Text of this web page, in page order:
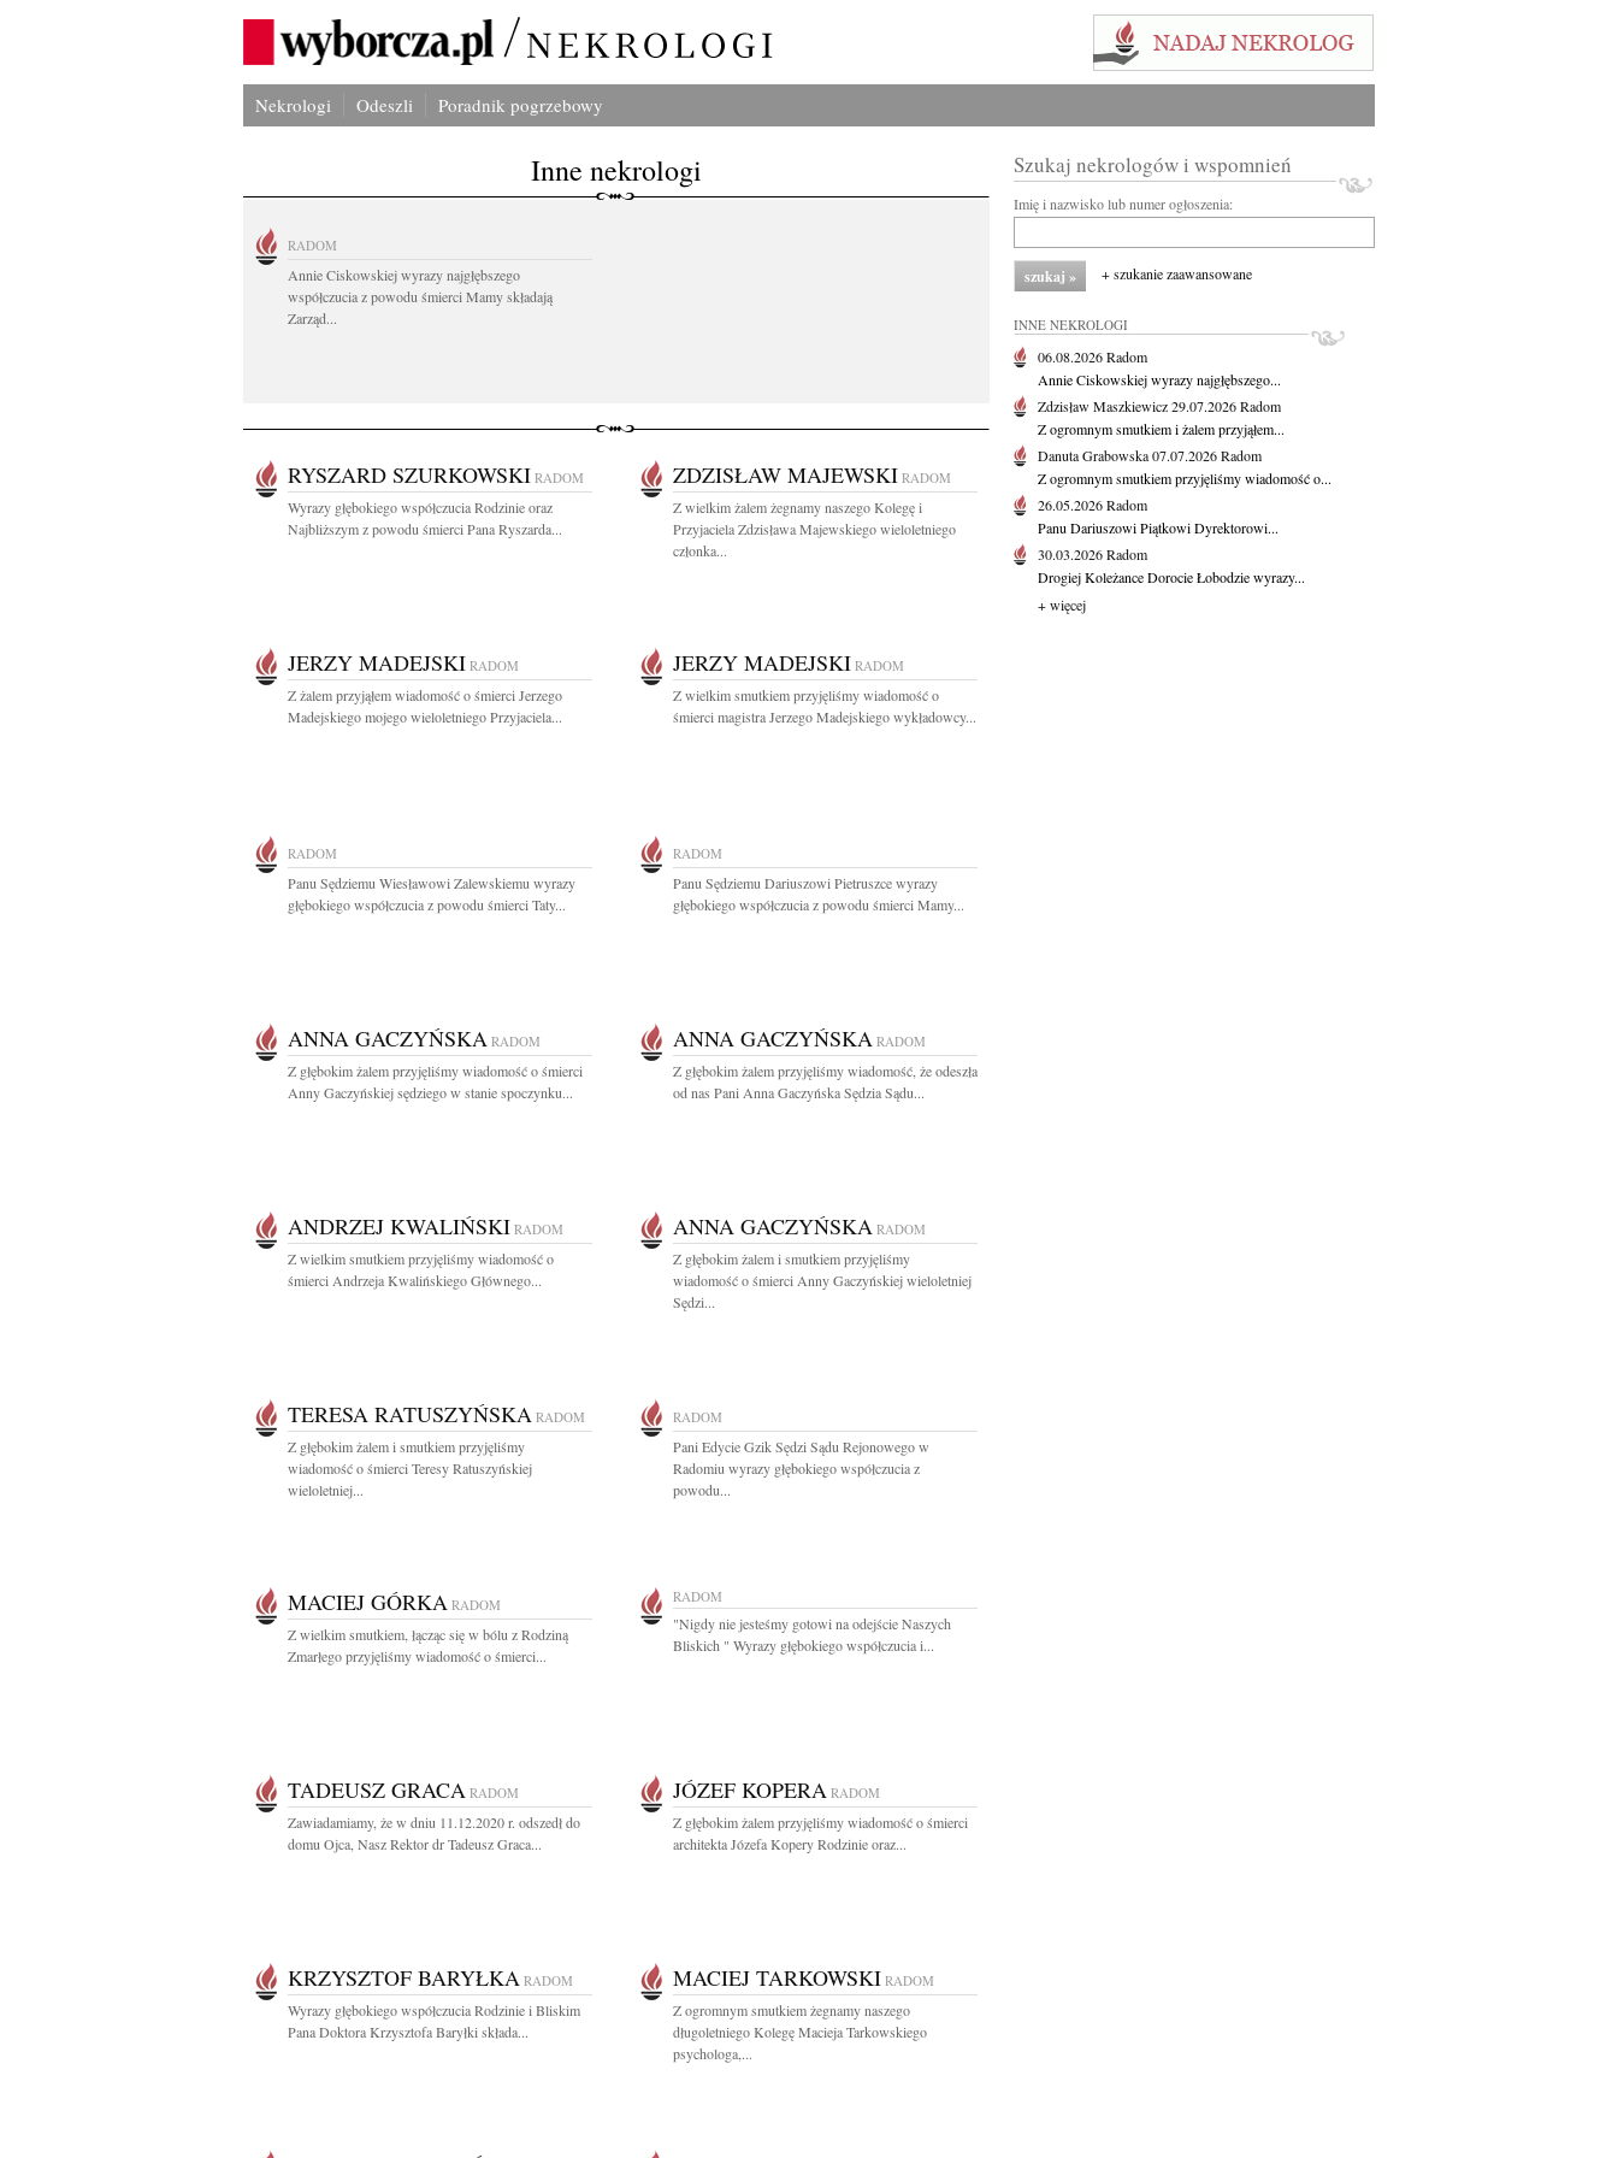
Nekrologi Odeszli Poradnik pogrzebowy
Inne nekrologi
RADOM
Annie Ciskowskiej wyrazy najgłębszego
współczucia z powodu śmierci Mamy składają
Zarząd...
RYSZARD SZURKOWSKI RADOM
Wyrazy głębokiego współczucia Rodzinie oraz
Najbliższym z powodu śmierci Pana Ryszarda...
ZDZISŁAW MAJEWSKI RADOM
Z wielkim żalem żegnamy naszego Kolegę i
Przyjaciela Zdzisława Majewskiego wieloletniego
członka...
JERZY MADEJSKI RADOM
Z żalem przyjąłem wiadomość o śmierci Jerzego
Madejskiego mojego wieloletniego Przyjaciela...
JERZY MADEJSKI RADOM
Z wielkim smutkiem przyjęliśmy wiadomość o
śmierci magistra Jerzego Madejskiego wykładowcy...
RADOM
Panu Sędziemu Wiesławowi Zalewskiemu wyrazy
głębokiego współczucia z powodu śmierci Taty...
RADOM
Panu Sędziemu Dariuszowi Pietruszce wyrazy
głębokiego współczucia z powodu śmierci Mamy...
ANNA GACZYŃSKA RADOM
Z głębokim żalem przyjęliśmy wiadomość o śmierci
Anny Gaczyńskiej sędziego w stanie spoczynku...
ANNA GACZYŃSKA RADOM
Z głębokim żalem przyjęliśmy wiadomość, że odeszła
od nas Pani Anna Gaczyńska Sędzia Sądu...
ANDRZEJ KWALIŃSKI RADOM
Z wielkim smutkiem przyjęliśmy wiadomość o
śmierci Andrzeja Kwalińskiego Głównego...
ANNA GACZYŃSKA RADOM
Z głębokim żalem i smutkiem przyjęliśmy
wiadomość o śmierci Anny Gaczyńskiej wieloletniej
Sędzi...
TERESA RATUSZYŃSKA RADOM
Z głębokim żalem i smutkiem przyjęliśmy
wiadomość o śmierci Teresy Ratuszyńskiej
wieloletniej...
RADOM
Pani Edycie Gzik Sędzi Sądu Rejonowego w
Radomiu wyrazy głębokiego współczucia z
powodu...
MACIEJ GÓRKA RADOM
Z wielkim smutkiem, łącząc się w bólu z Rodziną
Zmarłego przyjęliśmy wiadomość o śmierci...
RADOM
"Nigdy nie jesteśmy gotowi na odejście Naszych
Bliskich " Wyrazy głębokiego współczucia i...
TADEUSZ GRACA RADOM
Zawiadamiamy, że w dniu 11.12.2020 r. odszedł do
domu Ojca, Nasz Rektor dr Tadeusz Graca...
JÓZEF KOPERA RADOM
Z głębokim żalem przyjęliśmy wiadomość o śmierci
architekta Józefa Kopery Rodzinie oraz...
KRZYSZTOF BARYŁKA RADOM
Wyrazy głębokiego współczucia Rodzinie i Bliskim
Pana Doktora Krzysztofa Baryłki składa...
MACIEJ TARKOWSKI RADOM
Z ogromnym smutkiem żegnamy naszego
długoletniego Kolegę Macieja Tarkowskiego
psychologa,...
Szukaj nekrologów i wspomnień
Imię i nazwisko lub numer ogłoszenia:
+ szukanie zaawansowane
INNE NEKROLOGI
06.08.2026Radom
Annie Ciskowskiej wyrazy najgłębszego...
Zdzisław Maszkiewicz29.07.2026Radom
Z ogromnym smutkiem i żalem przyjąłem...
Danuta Grabowska07.07.2026Radom
Z ogromnym smutkiem przyjęliśmy wiadomość o...
26.05.2026Radom
Panu Dariuszowi Piątkowi Dyrektorowi...
30.03.2026Radom
Drogiej Koleżance Dorocie Łobodzie wyrazy...
+ więcej